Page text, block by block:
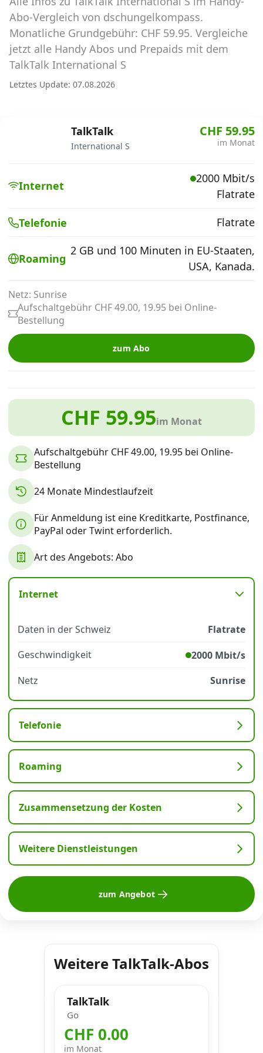
Abos für Tablets, Hotspots und Smart
Watches
Tarifrechner Handy-Abo
Der gute alte Tarifrechner im neuen Design
Alle Anbieter
Mobilfunknetz Schweiz
Handy-Abo kündigen oder
wechseln
Internet, TV, Telefon
Kombi-Angebote
Aktionen
News
Forum
Über uns
Datenschutz· AGB·Impressum
Abo-Vergleich von dschungelkompass.
Monatliche Grundgebühr: CHF 59.95. Vergleiche
jetzt alle Handy Abos und Prepaids mit dem
TalkTalk International S
Letztes Update: 07.08.2026
TalkTalk
International S
CHF 59.95
im Monat
Internet
2000 Mbit/s
Flatrate
Telefonie Flatrate
Roaming
2 GB und 100 Minuten in EU-Staaten,
USA, Kanada.
Netz: Sunrise
Aufschaltgebühr CHF 49.00, 19.95 bei Online-
Bestellung
zum Abo
CHF 59.95im Monat
Aufschaltgebühr CHF 49.00, 19.95 bei Online-
Bestellung
24 Monate Mindestlaufzeit
Für Anmeldung ist eine Kreditkarte, Postfinance,
PayPal oder Twint erforderlich.
Art des Angebots: Abo
Internet
Daten in der Schweiz
Flatrate
Geschwindigkeit
2000 Mbit/s
Netz
Sunrise
Telefonie
Roaming
Zusammensetzung der Kosten
Weitere Dienstleistungen
zum Angebot
Weitere TalkTalk-Abos
TalkTalk
Go
CHF 0.00
im Monat